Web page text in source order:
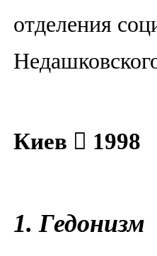
отделения
Киев  1998
1. Гедонизм